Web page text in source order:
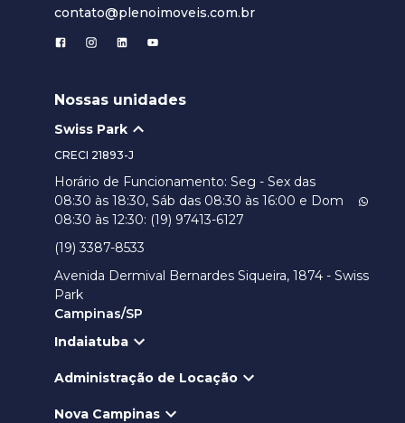
contato@plenoimoveis.com.br
Nossas unidades
Swiss Park
CRECI 21893-J
Horário de Funcionamento: Seg - Sex das
08:30 às 18:30, Sáb das 08:30 às 16:00 e Dom
08:30 às 12:30: (19) 97413-6127
(19) 3387-8533
Avenida Dermival Bernardes Siqueira, 1874 - Swiss
Park
Campinas/SP
Indaiatuba
Administração de Locação
Nova Campinas